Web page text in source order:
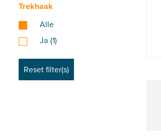
Trekhaak
Alle
Ja (1)